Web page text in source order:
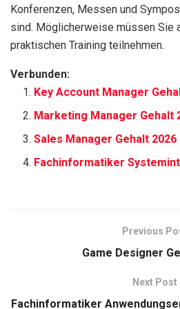
Konferenzen, Messen und
sind. Möglicherweise müssen Sie
praktischen Training teilnehmen.
Verbunden:
Key Account Manager
Marketing Manager Gehalt
Sales Manager Gehalt 2026
Fachinformatiker
Previous
Game Designer
Next Post
Fachinformatiker